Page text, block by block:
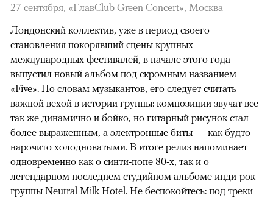
27 сентября, «ГлавClub Green Concert», Москва
Лондонский коллектив, уже в период своего
становления покорявший сцены крупных
международных фестивалей, в начале этого года
выпустил новый альбом под скромным названием
«Five». По словам музыкантов, его следует считать
важной вехой в истории группы: композиции звучат все
так же динамично и бойко, но гитарный рисунок стал
более выраженным, а электронные биты — как будто
нарочито холодноватыми. В итоге релиз напоминает
одновременно как о синти-попе 80-х, так и о
легендарном последнем студийном альбоме инди-рок-
группы Neutral Milk Hotel. Не беспокойтесь: под треки